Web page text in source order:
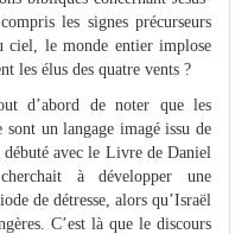
les signes précurseurs
ciel, le monde entier implose
les élus des quatre vents ?
d’abord de noter que les
un langage imagé issu de
avec le Livre de Daniel
à développer une
de détresse, alors qu’Israël
C’est là que le discours